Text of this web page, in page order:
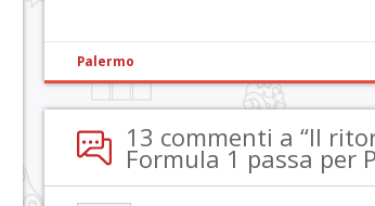
Palermo
13 commenti a “Il
Formula 1 passa per